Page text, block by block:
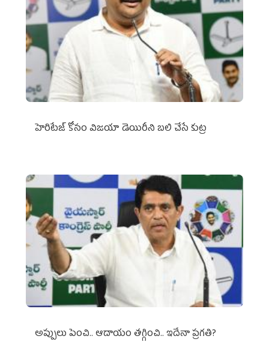
హెరిటేజ్ కోసం విజయా డెయిరీని బలి చేసే కుట్ర‌
అప్పులు పెంచి.. ఆదాయం తగ్గించి.. ఇదేనా ప్రగతి?